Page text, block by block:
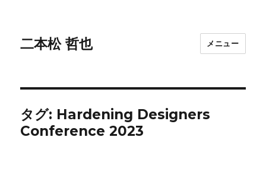
二本松 哲也 メニュー
タグ: Hardening Designers
Conference 2023